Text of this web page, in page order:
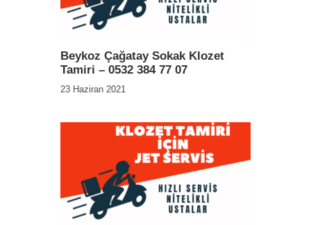
Beykoz Çağatay Sokak Klozet
Tamiri – 0532 384 77 07
23 Haziran 2021